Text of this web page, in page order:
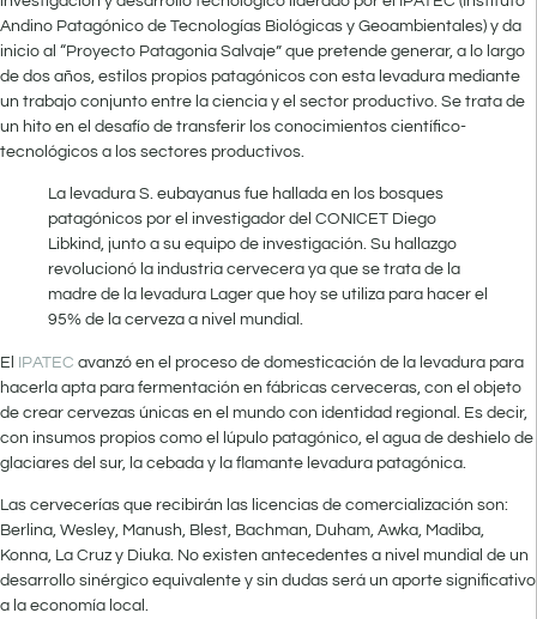
Andino Patagónico de Tecnologías Biológicas y Geoambientales) y da
inicio al “Proyecto Patagonia Salvaje” que pretende generar, a lo largo
de dos años, estilos propios patagónicos con esta levadura mediante
un trabajo conjunto entre la ciencia y el sector productivo. Se trata de
un hito en el desafío de transferir los conocimientos científico-
tecnológicos a los sectores productivos.
La levadura S. eubayanus fue hallada en los bosques
patagónicos por el investigador del CONICET Diego
Libkind, junto a su equipo de investigación. Su hallazgo
revolucionó la industria cervecera ya que se trata de la
madre de la levadura Lager que hoy se utiliza para hacer el
95% de la cerveza a nivel mundial.
El IPATEC avanzó en el proceso de domesticación de la levadura para
hacerla apta para fermentación en fábricas cerveceras, con el objeto
de crear cervezas únicas en el mundo con identidad regional. Es decir,
con insumos propios como el lúpulo patagónico, el agua de deshielo de
glaciares del sur, la cebada y la flamante levadura patagónica.
Las cervecerías que recibirán las licencias de comercialización son:
Berlina, Wesley, Manush, Blest, Bachman, Duham, Awka, Madiba,
Konna, La Cruz y Diuka. No existen antecedentes a nivel mundial de un
desarrollo sinérgico equivalente y sin dudas será un aporte significativo
a la economía local.